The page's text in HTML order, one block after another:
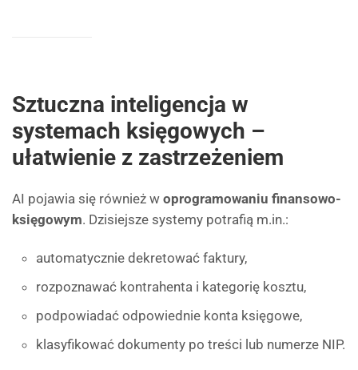
Sztuczna inteligencja w
systemach księgowych –
ułatwienie z zastrzeżeniem
AI pojawia się również w oprogramowaniu finansowo-
księgowym. Dzisiejsze systemy potrafią m.in.:
automatycznie dekretować faktury,
rozpoznawać kontrahenta i kategorię kosztu,
podpowiadać odpowiednie konta księgowe,
klasyfikować dokumenty po treści lub numerze NIP.